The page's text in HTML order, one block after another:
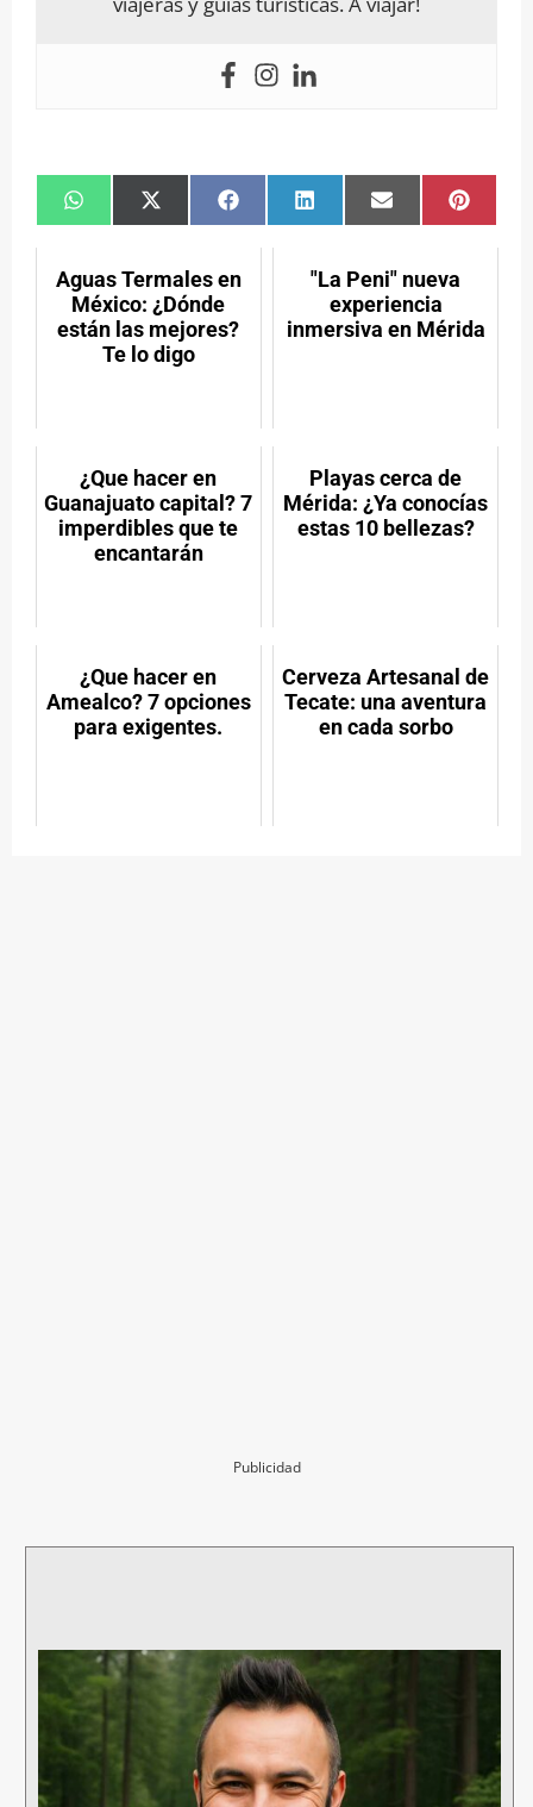
Compartir
en
Compartir
en
(Twitter)
Compartir
en
Facebook
Compartir
en
Compartir
en en
Aguas Termales en
México: ¿Dónde
están las mejores?
Te lo digo
"La Peni" nueva
experiencia
inmersiva en Mérida
¿Que hacer en
Guanajuato capital? 7
imperdibles que te
encantarán
Playas cerca de
Mérida: ¿Ya conocías
estas 10 bellezas?
¿Que hacer en
Amealco? 7 opciones
para exigentes.
Cerveza Artesanal de
Tecate: una aventura
en cada sorbo
Publicidad